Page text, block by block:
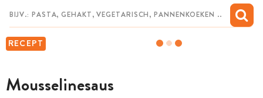
RECEPT
Mousselinesaus
MIJN BEWAARDE RECEPTEN